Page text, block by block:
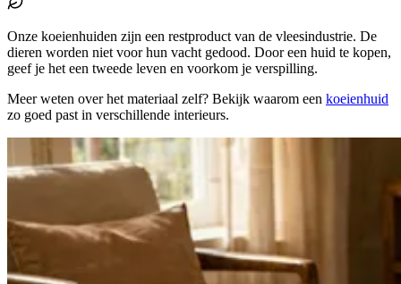
Onze koeienhuiden zijn een restproduct van de vleesindustrie. De
dieren worden niet voor hun vacht gedood. Door een huid te kopen,
geef je het een tweede leven en voorkom je verspilling.
Meer weten over het materiaal zelf? Bekijk waarom een koeienhuid
zo goed past in verschillende interieurs.